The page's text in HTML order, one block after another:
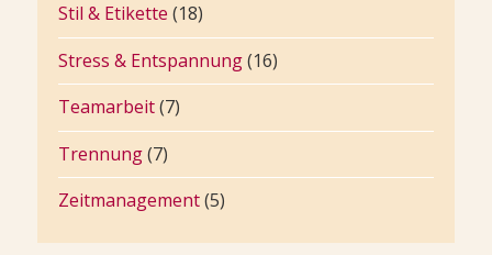
Stil & Etikette (18)
Stress & Entspannung(16)
Teamarbeit(7)
Trennung(7)
Zeitmanagement(5)